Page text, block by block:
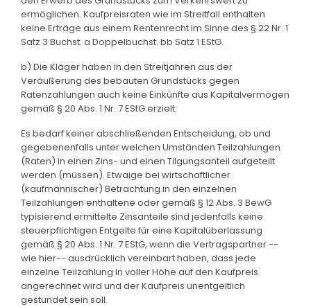
ermöglichen. Kaufpreisraten wie im Streitfall enthalten
keine Erträge aus einem Rentenrecht im Sinne des § 22 Nr. 1
Satz 3 Buchst. a Doppelbuchst. bb Satz 1 EStG.
b) Die Kläger haben in den Streitjahren aus der
Veräußerung des bebauten Grundstücks gegen
Ratenzahlungen auch keine Einkünfte aus Kapitalvermögen
gemäß § 20 Abs. 1 Nr. 7 EStG erzielt.
Es bedarf keiner abschließenden Entscheidung, ob und
gegebenenfalls unter welchen Umständen Teilzahlungen
(Raten) in einen Zins- und einen Tilgungsanteil aufgeteilt
werden (müssen). Etwaige bei wirtschaftlicher
(kaufmännischer) Betrachtung in den einzelnen
Teilzahlungen enthaltene oder gemäß § 12 Abs. 3 BewG
typisierend ermittelte Zinsanteile sind jedenfalls keine
steuerpflichtigen Entgelte für eine Kapitalüberlassung
gemäß § 20 Abs. 1 Nr. 7 EStG, wenn die Vertragspartner --
wie hier-- ausdrücklich vereinbart haben, dass jede
einzelne Teilzahlung in voller Höhe auf den Kaufpreis
angerechnet wird und der Kaufpreis unentgeltlich
gestundet sein soll.